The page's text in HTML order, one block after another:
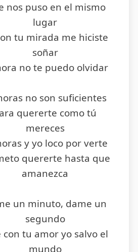
nos puso en el mismo
lugar
tu mirada me hiciste
soñar
no te puedo olvidar
no son suficientes
quererte como tú
mereces
y yo loco por verte
quererte hasta que
amanezca
un minuto, dame un
segundo
con tu amor yo salvo el
mundo